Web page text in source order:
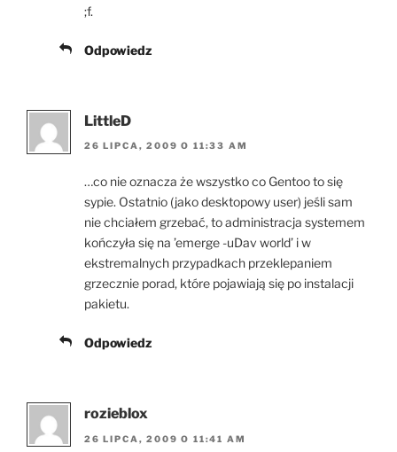
;f.
Odpowiedz
LittleD
26 LIPCA, 2009 O 11:33 AM
…co nie oznacza że wszystko co Gentoo to się
sypie. Ostatnio (jako desktopowy user) jeśli sam
nie chciałem grzebać, to administracja systemem
kończyła się na ’emerge -uDav world’ i w
ekstremalnych przypadkach przeklepaniem
grzecznie porad, które pojawiają się po instalacji
pakietu.
Odpowiedz
rozieblox
26 LIPCA, 2009 O 11:41 AM